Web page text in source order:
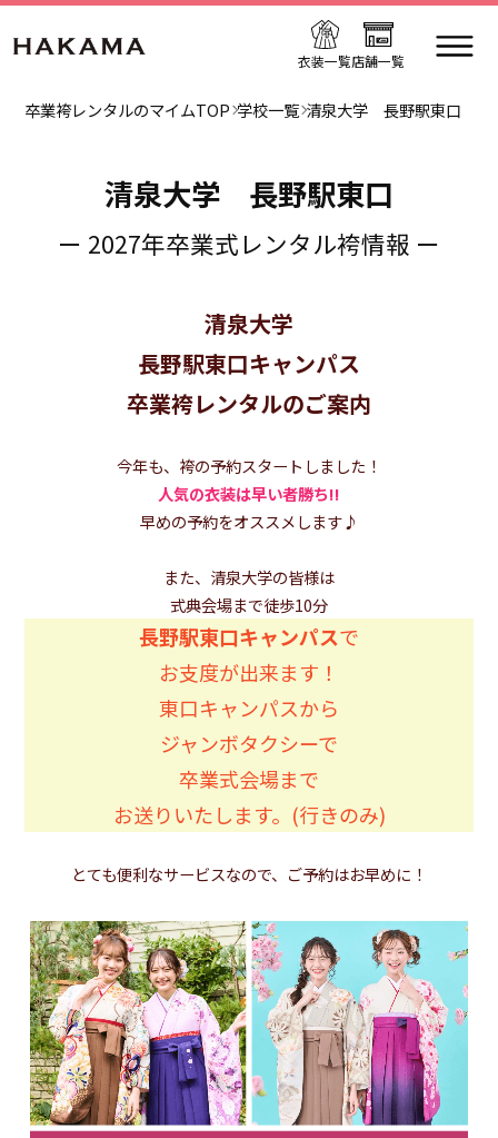
衣装一覧店舗一覧
卒業袴レンタルのマイムTOP 学校一覧 清泉大学 長野駅東口
清泉大学 長野駅東口
ー 2027年卒業式レンタル袴情報 ー
清泉大学
長野駅東口キャンパス
卒業袴レンタルのご案内
今年も、袴の予約スタートしました！
人気の衣装は早い者勝ち!!
早めの予約をオススメします♪
また、清泉大学の皆様は
式典会場まで徒歩10分
長野駅東口キャンパスで
お支度が出来ます！
東口キャンパスから
ジャンボタクシーで
卒業式会場まで
お送りいたします。(行きのみ)
とても便利なサービスなので、ご予約はお早めに！